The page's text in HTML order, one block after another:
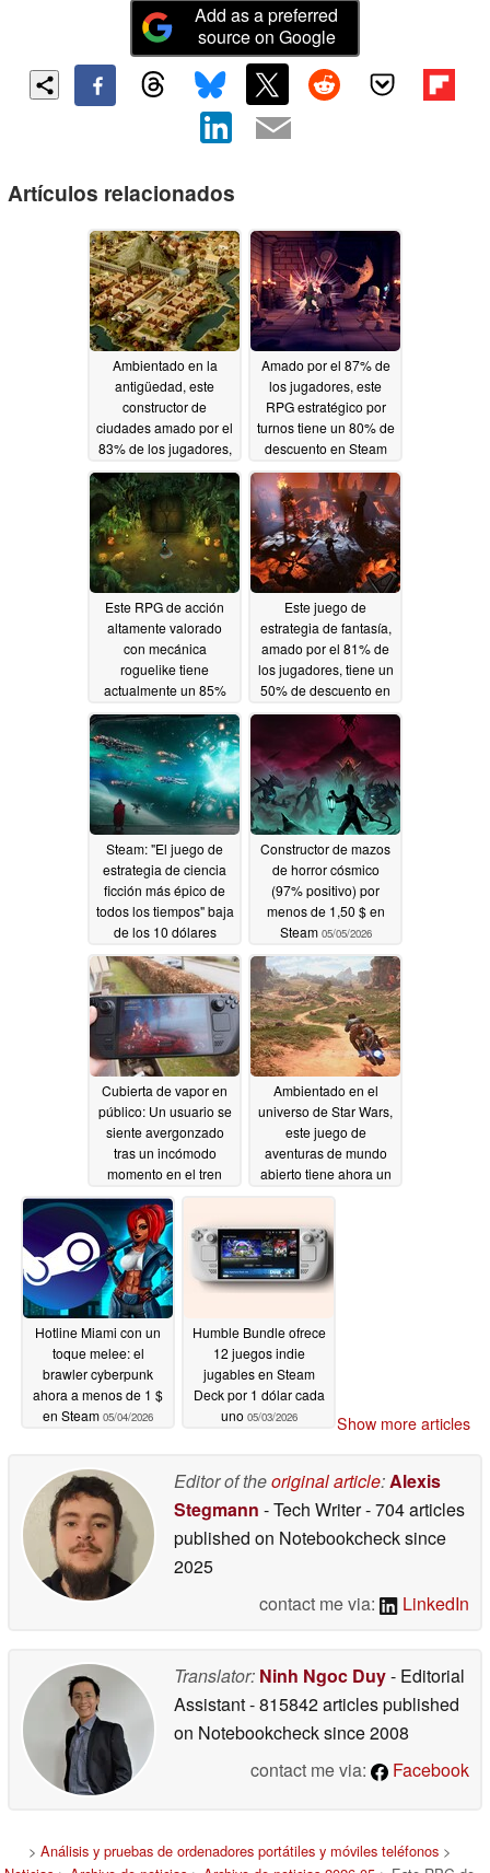
Add as a preferred
source on Google
Artículos relacionados
Ambientado en la
antigüedad, este
constructor de
ciudades amado por el
83% de los jugadores,
tiene un 50% de
descuento en Steam
05/09/2026
Amado por el 87% de
los jugadores, este
RPG estratégico por
turnos tiene un 80% de
descuento en Steam
05/08/2026
Este RPG de acción
altamente valorado
con mecánica
roguelike tiene
actualmente un 85%
de descuento en
Steam
05/07/2026
Este juego de
estrategia de fantasía,
amado por el 81% de
los jugadores, tiene un
50% de descuento en
Steam05/06/2026
Steam: "El juego de
estrategia de ciencia
ficción más épico de
todos los tiempos" baja
de los 10 dólares
05/05/2026
Constructor de mazos
de horror cósmico
(97% positivo) por
menos de 1,50 $ en
Steam 05/05/2026
Cubierta de vapor en
público: Un usuario se
siente avergonzado
tras un incómodo
momento en el tren
05/05/2026
Ambientado en el
universo de Star Wars,
este juego de
aventuras de mundo
abierto tiene ahora un
75% de descuento en
Hotline Miami con un
toque melee: el
brawler cyberpunk
ahora a menos de 1 $
en Steam 05/04/2026
Humble Bundle ofrece
12 juegos indie
jugables en Steam
Deck por 1 dólar cada
uno 05/03/2026 Show more articles
Editor of theoriginal article:Alexis
Stegmann - Tech Writer- 704 articles
published on Notebookchecksince
2025
contact me via:
LinkedIn
Translator: Ninh Ngoc Duy- Editorial
Assistant- 815842 articles published
on Notebookchecksince 2008
contact me via:
Facebook
> Análisis y pruebas de ordenadores portátiles y móviles teléfonos >